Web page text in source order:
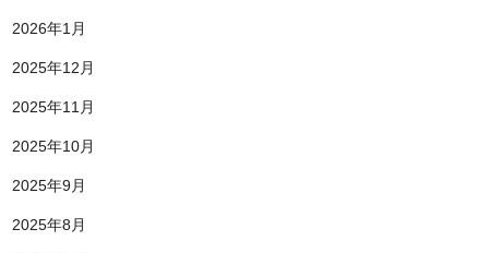
2026年1月
2025年12月
2025年11月
2025年10月
2025年9月
2025年8月